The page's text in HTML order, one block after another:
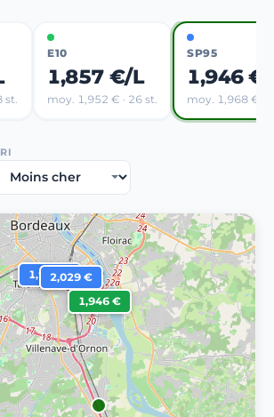
st.
E10
1,857 €/L
moy. 1,952 € · 26 st.
SP95
1,946
moy. 1,968 € ·
1,946 €
1,949 €2,029 €